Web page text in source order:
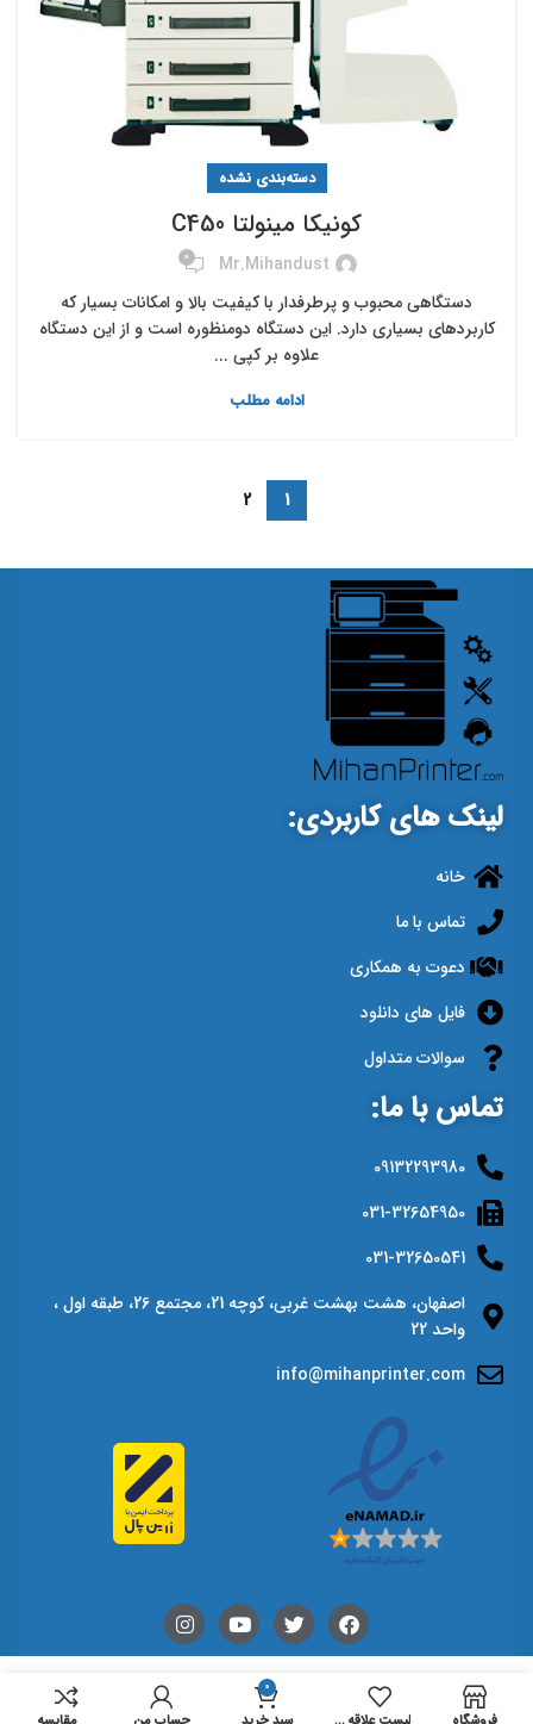
دسته‌بندی نشده
کونیکا مینولتا C450
Mr.mihandust
0
دستگاهی محبوب و پرطرفدار با کیفیت بالا و امکانات بسیار که
کاربردهای بسیاری دارد. این دستگاه دومنظوره است و از این دستگاه
علاوه بر کپی ...
ادامه مطلب
1
2
لینک های کاربردی:
خانه
تماس با ما
دعوت به همکاری
فایل های دانلود
سوالات متداول
تماس با ما:
09132293980
031-32654950
031-32650541
اصفهان، هشت بهشت غربی، کوچه 21، مجتمع 26، طبقه اول ،
واحد 22
info@mihanprinter.com
0